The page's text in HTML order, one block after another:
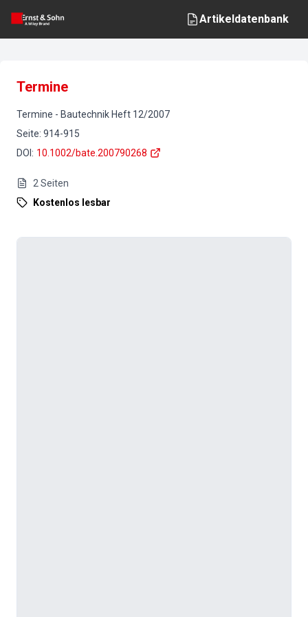
Artikeldatenbank
Termine
Termine - Bautechnik Heft 12/2007
Seite: 914-915
DOI : 10.1002/bate.200790268
2 Seiten
Kostenlos lesbar